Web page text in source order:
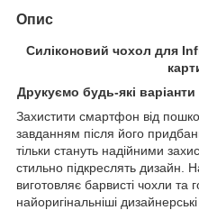
Опис
Силіконовий чохол для
Друкуємо будь-які
Захистити смартфон від
завданням після його
тільки стануть надійними
стильно підкреслять дизайн.
виготовляє барвисті чохли та
найоригінальніші